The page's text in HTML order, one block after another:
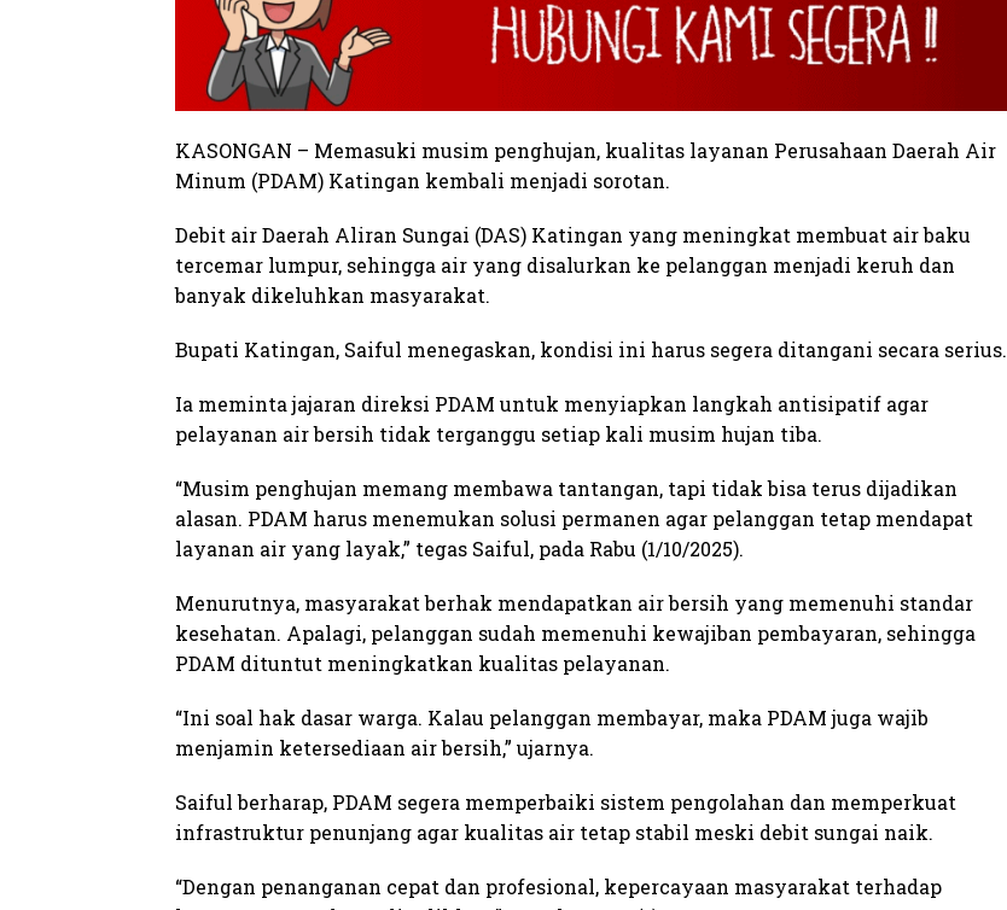
KASONGAN – Memasuki musim penghujan, kualitas layanan Perusahaan Daerah Air
Minum (PDAM) Katingan kembali menjadi sorotan.
Debit air Daerah Aliran Sungai (DAS) Katingan yang meningkat membuat air baku
tercemar lumpur, sehingga air yang disalurkan ke pelanggan menjadi keruh dan
banyak dikeluhkan masyarakat.
Bupati Katingan, Saiful menegaskan, kondisi ini harus segera ditangani secara serius.
Ia meminta jajaran direksi PDAM untuk menyiapkan langkah antisipatif agar
pelayanan air bersih tidak terganggu setiap kali musim hujan tiba.
“Musim penghujan memang membawa tantangan, tapi tidak bisa terus dijadikan
alasan. PDAM harus menemukan solusi permanen agar pelanggan tetap mendapat
layanan air yang layak,” tegas Saiful, pada Rabu (1/10/2025).
Menurutnya, masyarakat berhak mendapatkan air bersih yang memenuhi standar
kesehatan. Apalagi, pelanggan sudah memenuhi kewajiban pembayaran, sehingga
PDAM dituntut meningkatkan kualitas pelayanan.
“Ini soal hak dasar warga. Kalau pelanggan membayar, maka PDAM juga wajib
menjamin ketersediaan air bersih,” ujarnya.
Saiful berharap, PDAM segera memperbaiki sistem pengolahan dan memperkuat
infrastruktur penunjang agar kualitas air tetap stabil meski debit sungai naik.
“Dengan penanganan cepat dan profesional, kepercayaan masyarakat terhadap